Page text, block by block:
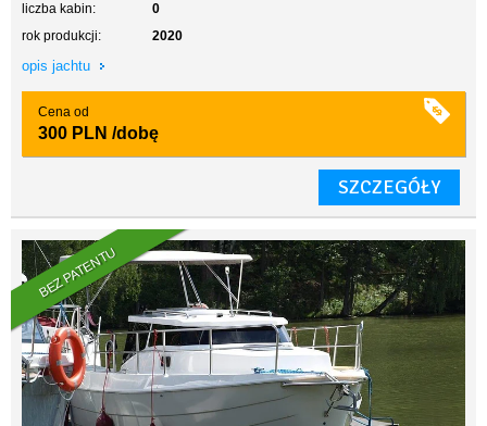
liczba kabin:
0
rok produkcji:
2020
opis jachtu
Cena od
300 PLN /dobę
SZCZEGÓŁY
BEZ PATENTU